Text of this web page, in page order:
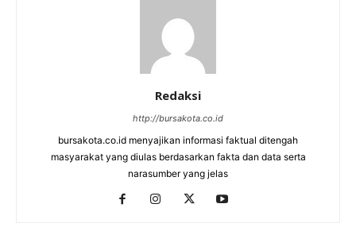
Redaksi
http://bursakota.co.id
bursakota.co.id menyajikan informasi faktual ditengah
masyarakat yang diulas berdasarkan fakta dan data serta
narasumber yang jelas